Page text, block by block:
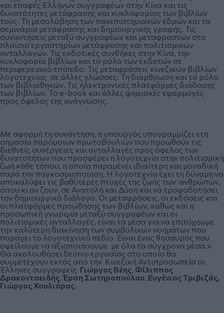
και επαφές Ελλήνων συγγραφέων στην Κίνα και τις
δυνατότητες μετάφρασης και κυκλοφορίας των βιβλίων
τους. Τη μεσολάβηση των πανεπιστημιακών εδρών και τα
σεμινάρια μετάφρασης και δημιουργικής γραφής. Τις
συναντήσεις μεταξύ συγγραφέων και μεταφραστών στο
πλαίσιο εργαστηρίων μετάφρασης και πολιτισμικών
ανταλλαγών. Τις εκδοτικές συνθήκες στην Κίνα, την
κυκλοφορία βιβλίων και το ρόλο των εκδοτών σε
περιφερειακό επίπεδο. Τις μεταφράσεις κινεζικών βιβλίων
λογοτεχνίας σε άλλες γλώσσες. Τη διάρθρωση και το ρόλο
των βιβλιοθηκών. Τις ηλεκτρονικές πλατφόρμες διάδοσης
των βιβλίων. Το e-book και άλλες ψηφιακές εφαρμογές
προς όφελος της ανάγνωσης.
Με αφορμή τη συνάντηση, η υπουργός υπογραμμίζει «τη
σημασία παρόμοιων πρωτοβουλιών που προωθούν τις
διεθνείς συνέργειες και ανταλλαγές προς όφελος των
δυνατοτήτων που προσφέρει η λογοτεχνία στην πολιτισμική
ζωή κάθε τόπου, η οποία παραμένει ιδιαίτερη και μοναδική
παρά την παγκοσμιοποίηση. Η λογοτεχνία έχει τη δύναμη να
αποκαλύψει τις βαθύτερες πτυχές της ζωής των ανθρώπων,
όπου κι αν ζουν, σε Ανατολή και Δύση και να τροφοδοτήσει
τον δημιουργικό διάλογο. Οι μεταφράσεις, οι εκδόσεις και
οι πλατφόρμες προώθησης των βιβλίων, καθώς και η
προσωπική γνωριμία μεταξύ συγγραφέων και οι
πολιτισμικές ανταλλαγές, είναι τα μέσα για να επιτύχουμε
την καλύτερη διακίνηση των συμβολικών νοημάτων που
παράγει το λογοτεχνικό πεδίο. Είναι ένας θησαυρός που
οφείλουμε να αξιοποιήσουμε με όλα τα σύγχρονα μέσα.»
Θα ακολουθήσει δείπνο εργασίας στο οποίο θα
συμμετέχουν εκτός από την Κινεζική Αντιπροσωπεία οι
Έλληνες συγγραφείς Γιώργος Βέης, Φίλιππος
Δρακονταειδής,Έρση Σωτηροπούλου, Ευγένιος Τριβιζάς,
Γιώργος Χουλιάρας.